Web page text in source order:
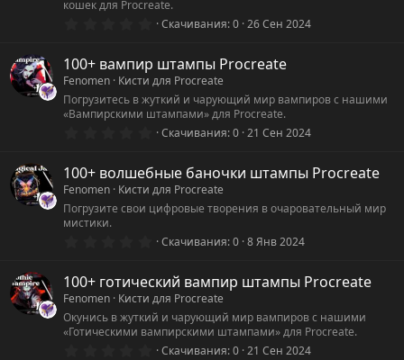
кошек для Procreate.
0
0
з
в
ё
з
Скачивания 0 26 Сен 2024
100+ вампир штампы Procreate
Fenomen Кисти для Procreate
Погрузитесь в жуткий и чарующий мир вампиров с нашими
«Вампирскими штампами» для Procreate.
0
0
з
в
ё
Скачивания 0 21 Сен 2024
100+ волшебные баночки штампы Procreate
Fenomen Кисти для Procreate
Погрузите свои цифровые творения в очаровательный мир
мистики.
0
0
з
в
ё
з
Скачивания 0 8 Янв 2024
100+ готический вампир штампы Procreate
Fenomen Кисти для Procreate
Окунись в жуткий и чарующий мир вампиров с нашими
«Готическими вампирскими штампами» для Procreate.
0Скачивания 0 21 Сен 2024